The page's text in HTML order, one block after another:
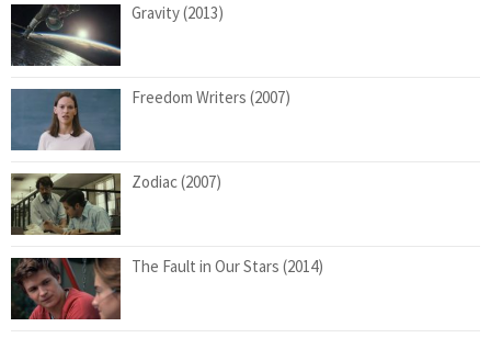
Gravity (2013)
Freedom Writers (2007)
Zodiac (2007)
The Fault in Our Stars (2014)